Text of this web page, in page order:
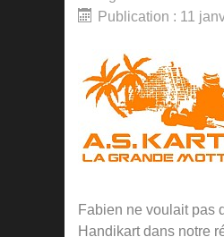
Publication : 11
Fabien ne voulait pas
Handikart dans notre